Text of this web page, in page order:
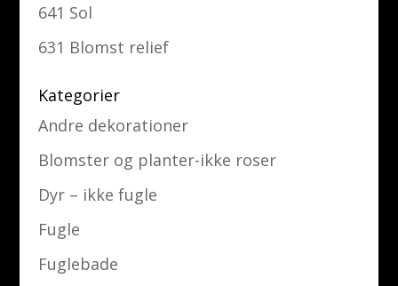
641 Sol
631 Blomst relief
Kategorier
Andre dekorationer
Blomster og planter-ikke roser
Dyr – ikke fugle
Fugle
Fuglebade